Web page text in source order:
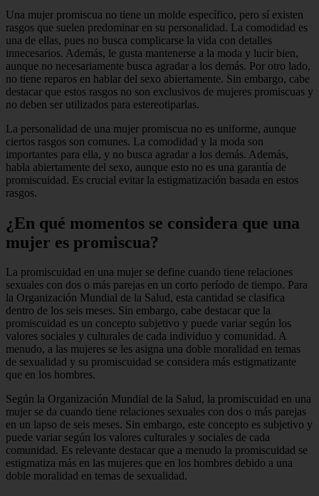
Una mujer promiscua no tiene un molde específico, pero sí existen
rasgos que suelen predominar en su personalidad. La comodidad es
una de ellas, pues no busca complicarse la vida con detalles
innecesarios. Además, le gusta mantenerse a la moda y lucir bien,
aunque no necesariamente busca agradar a los demás. Por otro lado,
no tiene reparos en hablar del sexo abiertamente. Sin embargo, cabe
destacar que estos rasgos no son exclusivos de mujeres promiscuas y
no deben ser utilizados para estereotiparlas.
La personalidad de una mujer promiscua no es uniforme, aunque
ciertos rasgos son comunes. La comodidad y la moda son
importantes para ella, y no busca agradar a los demás. Además,
habla abiertamente del sexo, aunque esto no es una garantía de
promiscuidad. Es crucial evitar la estigmatización basada en estos
rasgos.
¿En qué momentos se considera que una
mujer es promiscua?
La promiscuidad en una mujer se define cuando tiene relaciones
sexuales con dos o más parejas en un corto período de tiempo. Para
la Organización Mundial de la Salud, esta cantidad se clasifica
dentro de los seis meses. Sin embargo, cabe destacar que la
promiscuidad es un concepto subjetivo y puede variar según los
valores sociales y culturales de cada individuo y comunidad. A
menudo, a las mujeres se les asigna una doble moralidad en temas
de sexualidad y su promiscuidad se considera más estigmatizante
que en los hombres.
Según la Organización Mundial de la Salud, la promiscuidad en una
mujer se da cuando tiene relaciones sexuales con dos o más parejas
en un lapso de seis meses. Sin embargo, este concepto es subjetivo y
puede variar según los valores culturales y sociales de cada
comunidad. Es relevante destacar que a menudo la promiscuidad se
estigmatiza más en las mujeres que en los hombres debido a una
doble moralidad en temas de sexualidad.